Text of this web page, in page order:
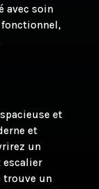
avec soin
fonctionnel,
et
et
un
escalier
trouve un